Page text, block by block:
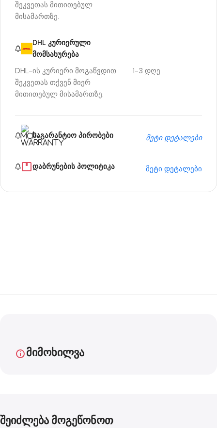
შეკვეთას მითითებულ
მისამართზე.
DHL კურიერული
მომსახურება
DHL-ის კურიერი მოგაწვდით
შეკვეთას თქვენ მიერ
მითითებულ მისამართზე.
1-3 დღე
საგარანტიო პირობები მეტი დეტალები
დაბრუნების პოლიტიკა მეტი დეტალები
20% ფასდაკლება
მიმოხილვა
შეიძლება მოგეწონოთ